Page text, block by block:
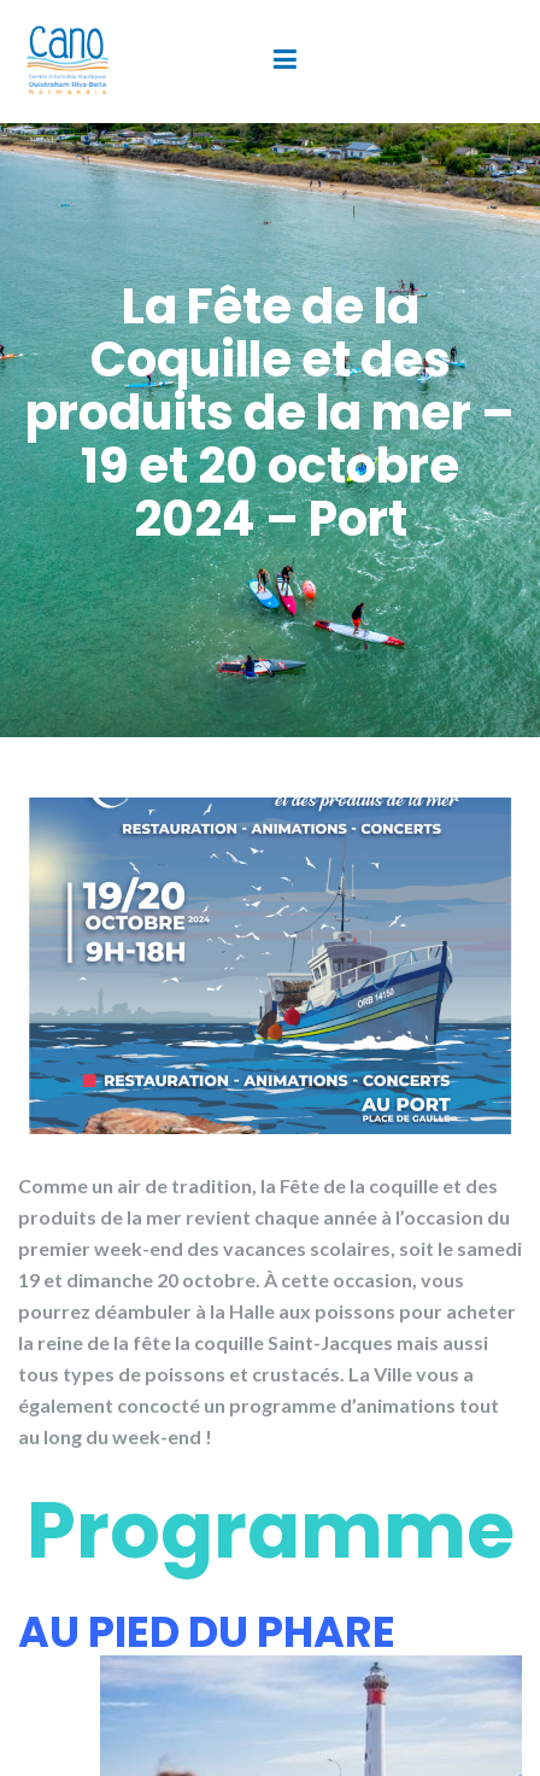
La Fête de la
Coquille et des
produits de la mer –
19 et 20 octobre
2024 – Port
Comme un air de tradition, la Fête de la coquille et des
produits de la mer revient chaque année à l’occasion du
premier week-end des vacances scolaires, soit le samedi
19 et dimanche 20 octobre. À cette occasion, vous
pourrez déambuler à la Halle aux poissons pour acheter
la reine de la fête la coquille Saint-Jacques mais aussi
tous types de poissons et crustacés. La Ville vous a
également concocté un programme d’animations tout
au long du week-end !
Programme
AU PIED DU PHARE